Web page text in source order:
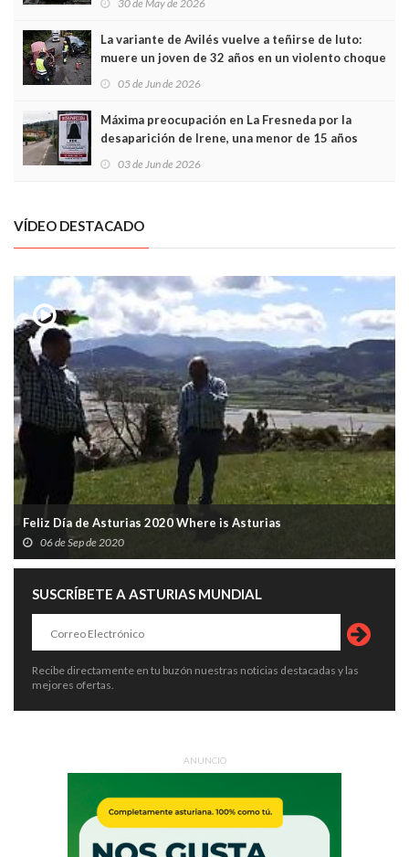
30 de May de 2026
La variante de Avilés vuelve a teñirse de luto:
muere un joven de 32 años en un violento choque
frontal
05 de Jun de 2026
Máxima preocupación en La Fresneda por la
desaparición de Irene, una menor de 15 años
03 de Jun de 2026
VÍDEO DESTACADO
Feliz Día de Asturias 2020 Where is Asturias
06 de Sep de 2020
SUSCRÍBETE A ASTURIAS MUNDIAL
Recibe directamente en tu buzón nuestras noticias destacadas y las
mejores ofertas.
ANUNCIO